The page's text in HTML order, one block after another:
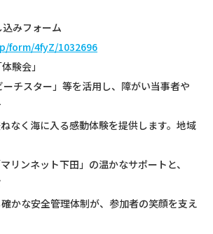
みフォーム
form/4fyZ/1032696
験会」
チスター」等を活用し、障がい当事者や
なく海に入る感動体験を提供します。地域
リンネット下田」の温かなサポートと、
かな安全管理体制が、参加者の笑顔を支え